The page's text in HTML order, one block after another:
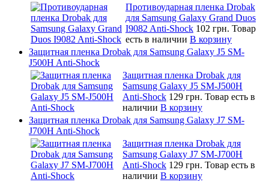
Противоударная пленка Drobak
для Samsung Galaxy Grand Duos
I9082 Anti-Shock 102 грн. Товар
есть в наличии В корзину
Защитная пленка Drobak для Samsung Galaxy J5 SM-
J500H Anti-Shock
Защитная пленка Drobak для
Samsung Galaxy J5 SM-J500H
Anti-Shock 129 грн. Товар есть в
наличии В корзину
Защитная пленка Drobak для Samsung Galaxy J7 SM-
J700H Anti-Shock
Защитная пленка Drobak для
Samsung Galaxy J7 SM-J700H
Anti-Shock 129 грн. Товар есть в
наличии В корзину